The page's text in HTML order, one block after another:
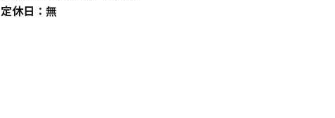
定休日：無